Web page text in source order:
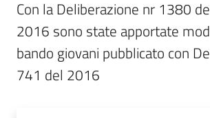
Piani
programmi
progetti
Con la Deliberazione nr 1380
2016 sono state apportate
bando giovani pubblicato con
741 del 2016